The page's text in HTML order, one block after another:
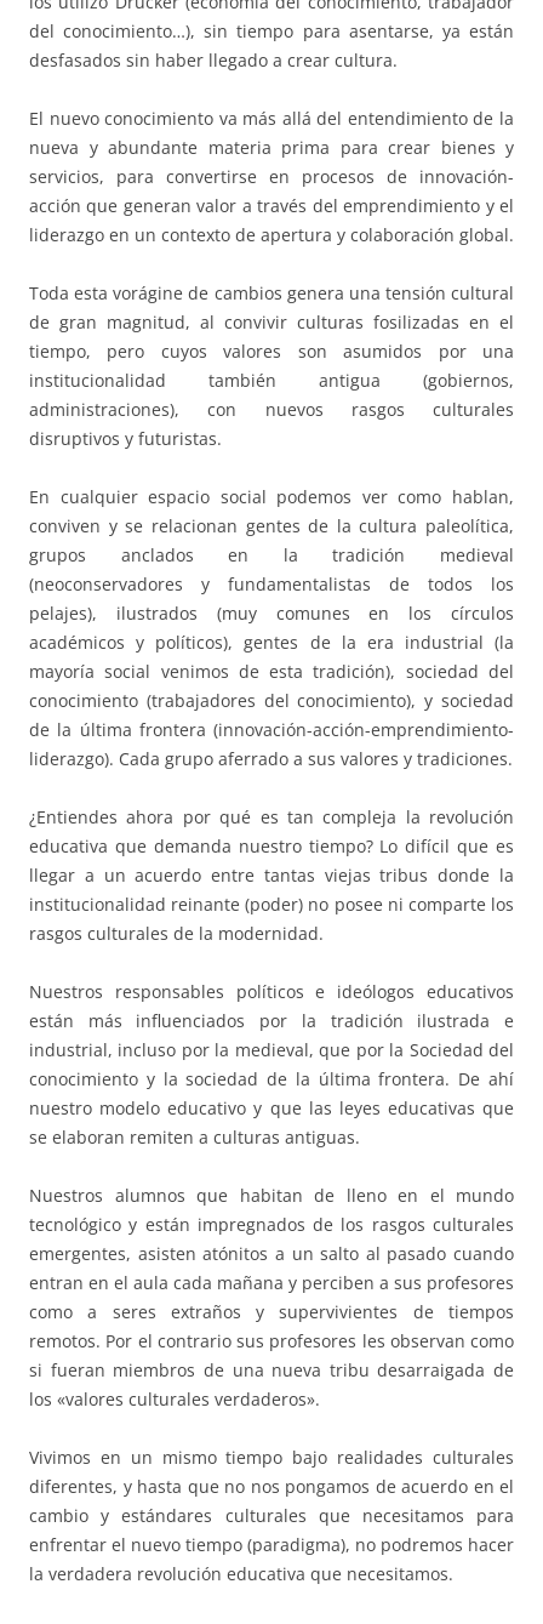
del conocimiento…), sin tiempo para asentarse, ya están
desfasados sin haber llegado a crear cultura.
El nuevo conocimiento va más allá del entendimiento de la
nueva y abundante materia prima para crear bienes y
servicios, para convertirse en procesos de innovación-
acción que generan valor a través del emprendimiento y el
liderazgo en un contexto de apertura y colaboración global.
Toda esta vorágine de cambios genera una tensión cultural
de gran magnitud, al convivir culturas fosilizadas en el
tiempo, pero cuyos valores son asumidos por una
institucionalidad también antigua (gobiernos,
administraciones), con nuevos rasgos culturales
disruptivos y futuristas.
En cualquier espacio social podemos ver como hablan,
conviven y se relacionan gentes de la cultura paleolítica,
grupos anclados en la tradición medieval
(neoconservadores y fundamentalistas de todos los
pelajes), ilustrados (muy comunes en los círculos
académicos y políticos), gentes de la era industrial (la
mayoría social venimos de esta tradición), sociedad del
conocimiento (trabajadores del conocimiento), y sociedad
de la última frontera (innovación-acción-emprendimiento-
liderazgo). Cada grupo aferrado a sus valores y tradiciones.
¿Entiendes ahora por qué es tan compleja la revolución
educativa que demanda nuestro tiempo? Lo difícil que es
llegar a un acuerdo entre tantas viejas tribus donde la
institucionalidad reinante (poder) no posee ni comparte los
rasgos culturales de la modernidad.
Nuestros responsables políticos e ideólogos educativos
están más influenciados por la tradición ilustrada e
industrial, incluso por la medieval, que por la Sociedad del
conocimiento y la sociedad de la última frontera. De ahí
nuestro modelo educativo y que las leyes educativas que
se elaboran remiten a culturas antiguas.
Nuestros alumnos que habitan de lleno en el mundo
tecnológico y están impregnados de los rasgos culturales
emergentes, asisten atónitos a un salto al pasado cuando
entran en el aula cada mañana y perciben a sus profesores
como a seres extraños y supervivientes de tiempos
remotos. Por el contrario sus profesores les observan como
si fueran miembros de una nueva tribu desarraigada de
los «valores culturales verdaderos».
Vivimos en un mismo tiempo bajo realidades culturales
diferentes, y hasta que no nos pongamos de acuerdo en el
cambio y estándares culturales que necesitamos para
enfrentar el nuevo tiempo (paradigma), no podremos hacer
la verdadera revolución educativa que necesitamos.